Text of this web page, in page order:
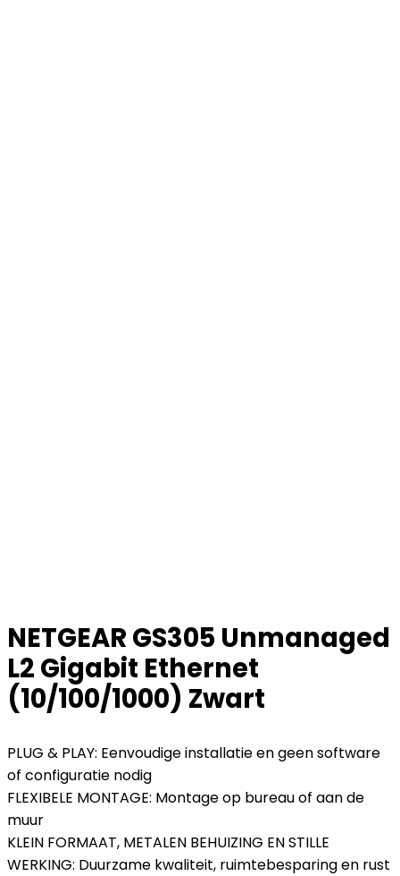
NETGEAR GS305 Unmanaged
L2 Gigabit Ethernet
(10/100/1000) Zwart
PLUG & PLAY: Eenvoudige installatie en geen software
of configuratie nodig
FLEXIBELE MONTAGE: Montage op bureau of aan de
muur
KLEIN FORMAAT, METALEN BEHUIZING EN STILLE
WERKING: Duurzame kwaliteit, ruimtebesparing en rust